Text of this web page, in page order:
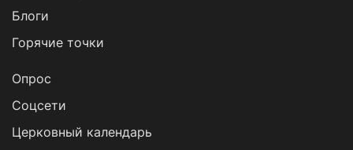
Блоги
Горячие точки
Опрос
Cоцсети
Церковный календарь